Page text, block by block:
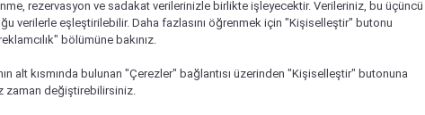
rezervasyon ve sadakat verilerinizle birlikte işleyecektir. Verileriniz, bu üçüncü
verilerle eşleştirilebilir. Daha fazlasını öğrenmek için "Kişiselleştir" butonu
bölümüne bakınız.
alt kısmında bulunan "Çerezler" bağlantısı üzerinden "Kişiselleştir" butonuna
zaman değiştirebilirsiniz.